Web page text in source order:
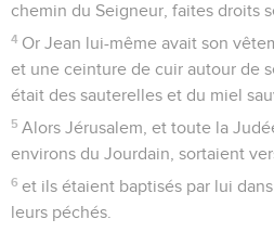
chemin du Seigneur, faites droits
4 Or Jean lui-même avait son
et une ceinture de cuir autour de
était des sauterelles et du miel
5 Alors Jérusalem, et toute la
environs du Jourdain, sortaient
6 et ils étaient baptisés par lui
leurs péchés.